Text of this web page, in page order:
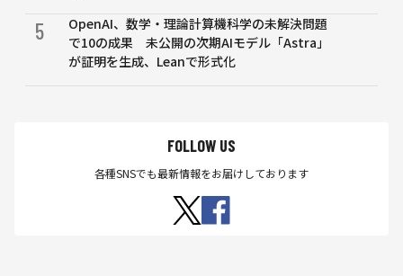
5
OpenAI、数学・理論計算機科学の未解決問題
で10の成果 未公開の次期AIモデル「Astra」
が証明を生成、Leanで形式化
FOLLOW US
各種SNSでも最新情報をお届けしております